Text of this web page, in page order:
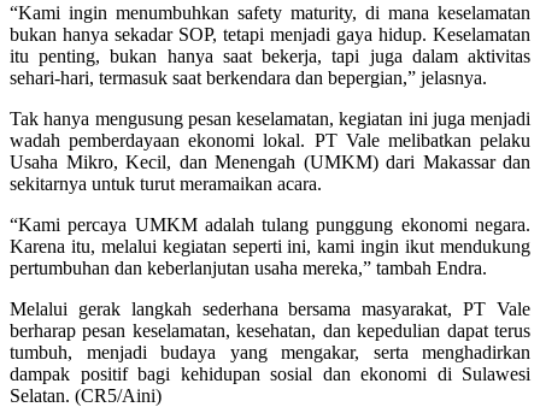
“Kami ingin menumbuhkan safety maturity, di mana keselamatan
bukan hanya sekadar SOP, tetapi menjadi gaya hidup. Keselamatan
itu penting, bukan hanya saat bekerja, tapi juga dalam aktivitas
sehari-hari, termasuk saat berkendara dan bepergian,” jelasnya.
Tak hanya mengusung pesan keselamatan, kegiatan ini juga menjadi
wadah pemberdayaan ekonomi lokal. PT Vale melibatkan pelaku
Usaha Mikro, Kecil, dan Menengah (UMKM) dari Makassar dan
sekitarnya untuk turut meramaikan acara.
“Kami percaya UMKM adalah tulang punggung ekonomi negara.
Karena itu, melalui kegiatan seperti ini, kami ingin ikut mendukung
pertumbuhan dan keberlanjutan usaha mereka,” tambah Endra.
Melalui gerak langkah sederhana bersama masyarakat, PT Vale
berharap pesan keselamatan, kesehatan, dan kepedulian dapat terus
tumbuh, menjadi budaya yang mengakar, serta menghadirkan
dampak positif bagi kehidupan sosial dan ekonomi di Sulawesi
Selatan. (CR5/Aini)